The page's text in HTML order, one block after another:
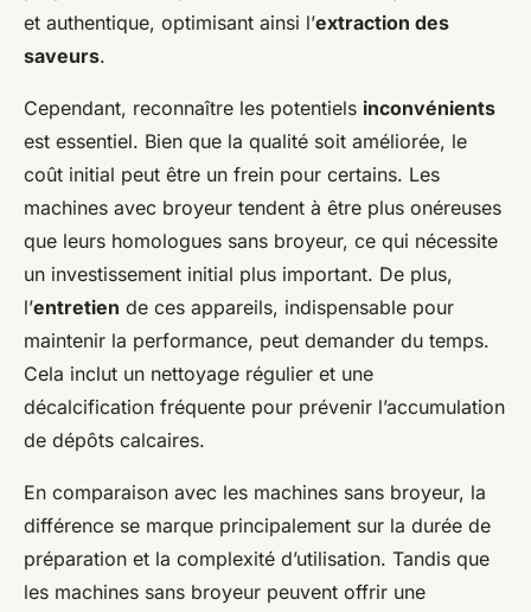
et authentique, optimisant ainsi l’extraction des
saveurs.
Cependant, reconnaître les potentiels inconvénients
est essentiel. Bien que la qualité soit améliorée, le
coût initial peut être un frein pour certains. Les
machines avec broyeur tendent à être plus onéreuses
que leurs homologues sans broyeur, ce qui nécessite
un investissement initial plus important. De plus,
l’entretien de ces appareils, indispensable pour
maintenir la performance, peut demander du temps.
Cela inclut un nettoyage régulier et une
décalcification fréquente pour prévenir l’accumulation
de dépôts calcaires.
En comparaison avec les machines sans broyeur, la
différence se marque principalement sur la durée de
préparation et la complexité d’utilisation. Tandis que
les machines sans broyeur peuvent offrir une